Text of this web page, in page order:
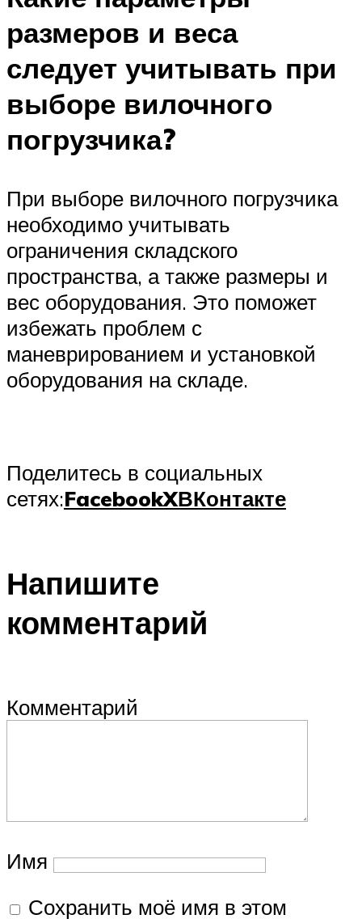
размеров и веса
следует учитывать при
выборе вилочного
погрузчика?
При выборе вилочного погрузчика
необходимо учитывать
ограничения складского
пространства, а также размеры и
вес оборудования. Это поможет
избежать проблем с
маневрированием и установкой
оборудования на складе.
Поделитесь в социальных
сетях:FacebookXВКонтакте
Напишите
комментарий
Комментарий
Имя
Сохранить моё имя в этом